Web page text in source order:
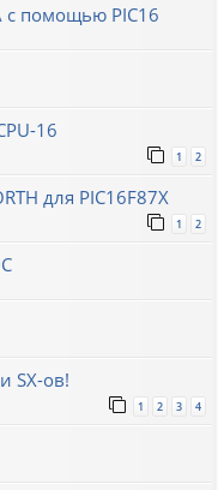
с помощью PIC16
16
1 2
для PIC16F87X
1 2
SX-ов!
1 2 3 4